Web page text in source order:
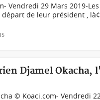
Vendredi 29 Mars 2019-
de leur président ,
Djamel Okacha,
© Koaci.com- Vendredi